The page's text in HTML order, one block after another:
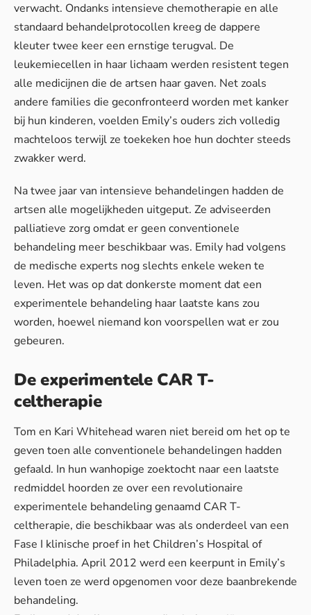
verwacht. Ondanks intensieve chemotherapie en alle
standaard behandelprotocollen kreeg de dappere
kleuter twee keer een ernstige terugval. De
leukemiecellen in haar lichaam werden resistent tegen
alle medicijnen die de artsen haar gaven. Net zoals
andere families die geconfronteerd worden met kanker
bij hun kinderen, voelden Emily’s ouders zich volledig
machteloos terwijl ze toekeken hoe hun dochter steeds
zwakker werd.
Na twee jaar van intensieve behandelingen hadden de
artsen alle mogelijkheden uitgeput. Ze adviseerden
palliatieve zorg omdat er geen conventionele
behandeling meer beschikbaar was. Emily had volgens
de medische experts nog slechts enkele weken te
leven. Het was op dat donkerste moment dat een
experimentele behandeling haar laatste kans zou
worden, hoewel niemand kon voorspellen wat er zou
gebeuren.
De experimentele CAR T-
celtherapie
Tom en Kari Whitehead waren niet bereid om het op te
geven toen alle conventionele behandelingen hadden
gefaald. In hun wanhopige zoektocht naar een laatste
redmiddel hoorden ze over een revolutionaire
experimentele behandeling genaamd CAR T-
celtherapie, die beschikbaar was als onderdeel van een
Fase I klinische proef in het Children’s Hospital of
Philadelphia. April 2012 werd een keerpunt in Emily’s
leven toen ze werd opgenomen voor deze baanbrekende
behandeling.